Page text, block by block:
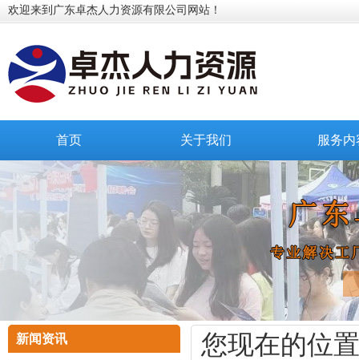
欢迎来到广东卓杰人力资源有限公司网站！
首页 关于我们 服务内
新闻资讯 您现在的位